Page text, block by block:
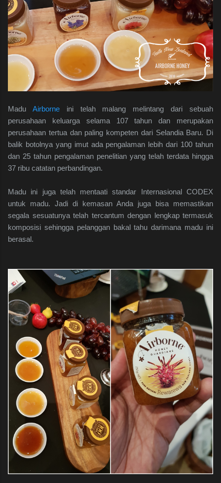
Madu Airborneini telah malang melintang dari sebuah
perusahaan keluarga selama 107 tahun dan merupakan
perusahaan tertua dan paling kompeten dari Selandia Baru. Di
balik botolnya yang imut ada pengalaman lebih dari 100 tahun
dan 25 tahun pengalaman penelitian yang telah terdata hingga
37 ribu catatan perbandingan.
Madu ini juga telah mentaati standar Internasional CODEX
untuk madu. Jadi di kemasan Anda juga bisa memastikan
segala sesuatunya telah tercantum dengan lengkap termasuk
komposisi sehingga pelanggan bakal tahu darimana madu ini
berasal.